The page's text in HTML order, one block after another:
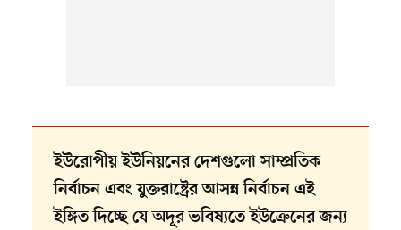
ইউরোপীয় ইউনিয়নের দেশগুলো সাম্প্রতিক
নির্বাচন এবং যুক্তরাষ্ট্রের আসন্ন নির্বাচন এই
ইঙ্গিত দিচ্ছে যে অদূর ভবিষ্যতে ইউক্রেনের জন্য